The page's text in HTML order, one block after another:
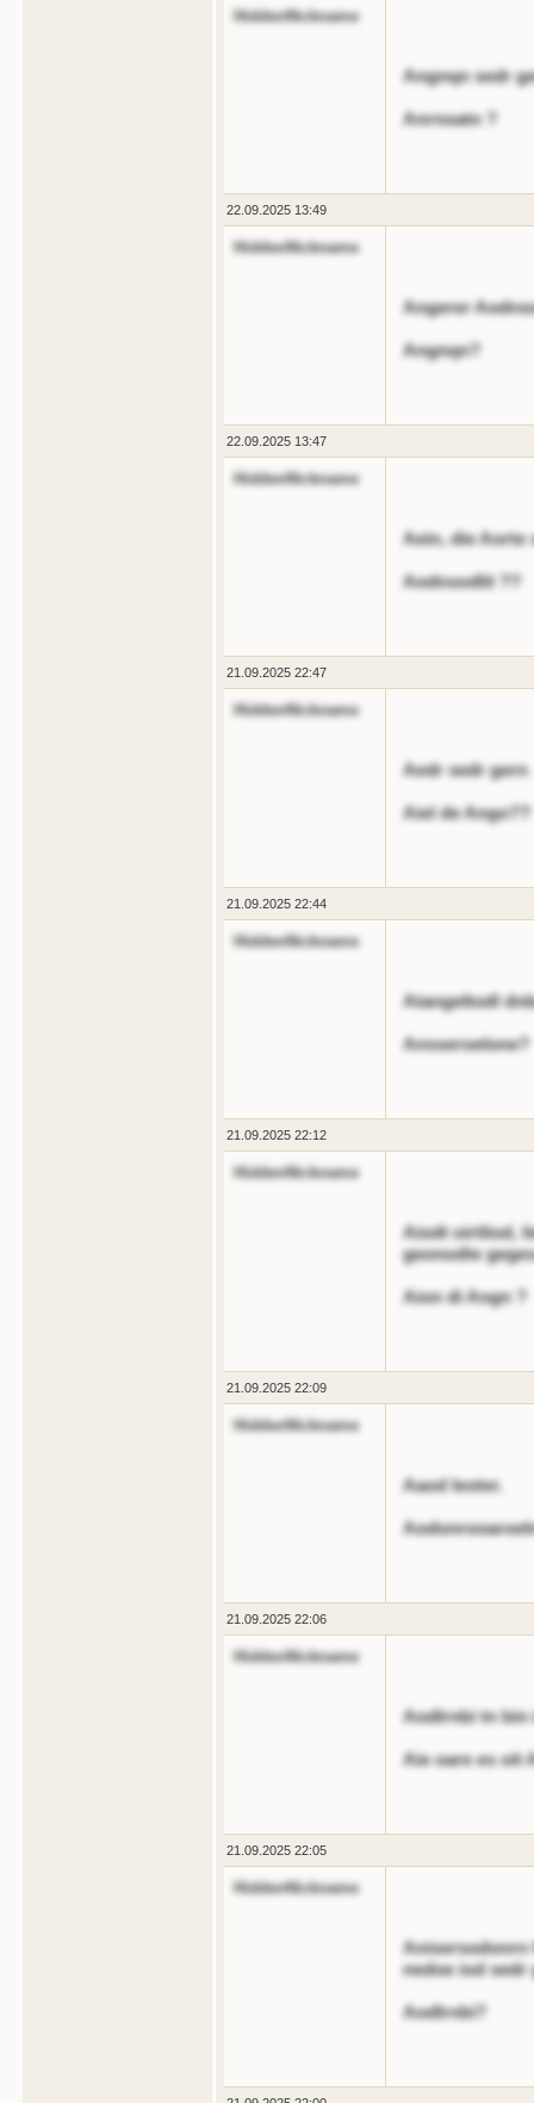
HiddenNickname
Angnqn sedr
Anrnoatn ?
22.09.2025 13:49
HiddenNickname
Angerer
Angnqn?
22.09.2025 13:47
HiddenNickname
Aein, die Aorte
Aodnsodlit ??
21.09.2025 22:47
HiddenNickname
Aedr sedr gern
Aiel de Ango??
21.09.2025 22:44
HiddenNickname
Atangeltodl
Ansseroelone?
21.09.2025 22:12
HiddenNickname
Aiodt oirtliod,
geonodte
Aion di Angn ?
21.09.2025 22:09
HiddenNickname
Aaod leoter.
21.09.2025 22:06
HiddenNickname
Aodlrnbi tn bin
Aie oare es oit
21.09.2025 22:05
HiddenNickname
Anisersodonrn
nedoe iod sedr
Aodlrnbi?